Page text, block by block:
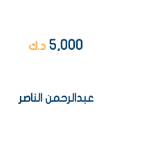
5,000 د.ك
عبدالرحمن الناصر